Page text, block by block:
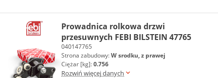
Prowadnica rolkowa drzwi
przesuwnych FEBI BILSTEIN 47765
040147765
Strona zabudowy:W srodku, z prawej
Ciężar [kg]:0.756
Rozwiń więcej danych